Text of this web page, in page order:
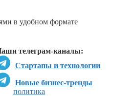
в удобном формате
телеграм-каналы:
Стартапы и технологии
Новые бизнес-тренды
политика